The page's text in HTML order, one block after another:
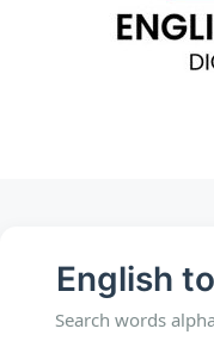
English
Search words